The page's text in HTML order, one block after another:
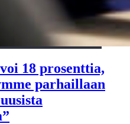
18 prosenttia,
parhaillaan